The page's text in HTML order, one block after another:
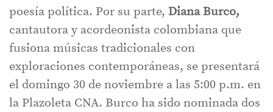
poesía política. Por su parte, Diana Burco,
cantautora y acordeonista colombiana que
fusiona músicas tradicionales con
exploraciones contemporáneas, se presentará
el domingo 30 de noviembre a las 5:00 p.m. en
la Plazoleta CNA. Burco ha sido nominada dos